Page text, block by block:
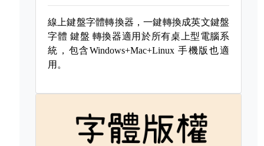
線上鍵盤字體轉換器，一鍵轉換成英文鍵盤
字體 鍵盤 轉換器適用於所有桌上型電腦系
統，包含Windows+Mac+Linux 手機版也適
用。